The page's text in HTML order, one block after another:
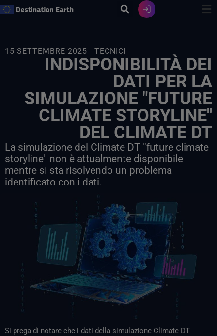
Vai
15 SETTEMBRE 2025 TECNICI
INDISPONIBILITÀ DEI
DATI PER LA
SIMULAZIONE "FUTURE
CLIMATE STORYLINE"
DEL CLIMATE DT
La simulazione del Climate DT "future climate
storyline" non è attualmente disponibile
mentre si sta risolvendo un problema
identificato con i dati.
Si prega di notare che i dati della simulazione Climate DT